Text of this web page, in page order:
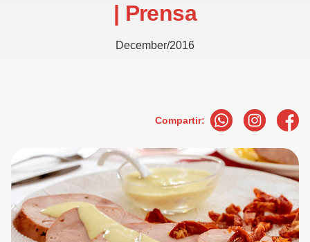
| Prensa
December/2016
Compartir: